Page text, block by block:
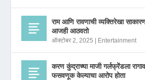
राम आणि रावणाची व्यक्तिरेखा
आजही आठवतो
ऑक्टोबर 2, 2025 | Entertainment
करण कुंद्राच्या माजी गर्लफ्रेंडला
फसवणूक केल्याचा आरोप होता